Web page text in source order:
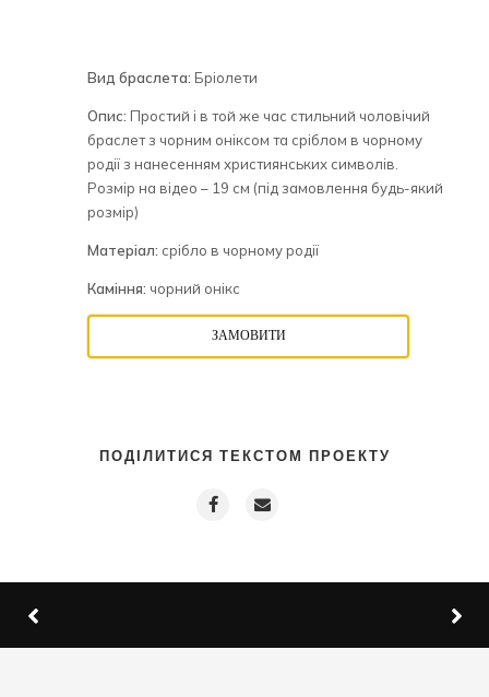
Вид браслета: Бріолети
Опис: Простий і в той же час стильний чоловічий
браслет з чорним оніксом та сріблом в чорному
родії з нанесенням християнських символів.
Розмір на відео – 19 см (під замовлення будь-який
розмір)
Матеріал: срібло в чорному родії
Каміння: чорний онікс
ЗАМОВИТИ
ПОДІЛИТИСЯ ТЕКСТОМ ПРОЕКТУ